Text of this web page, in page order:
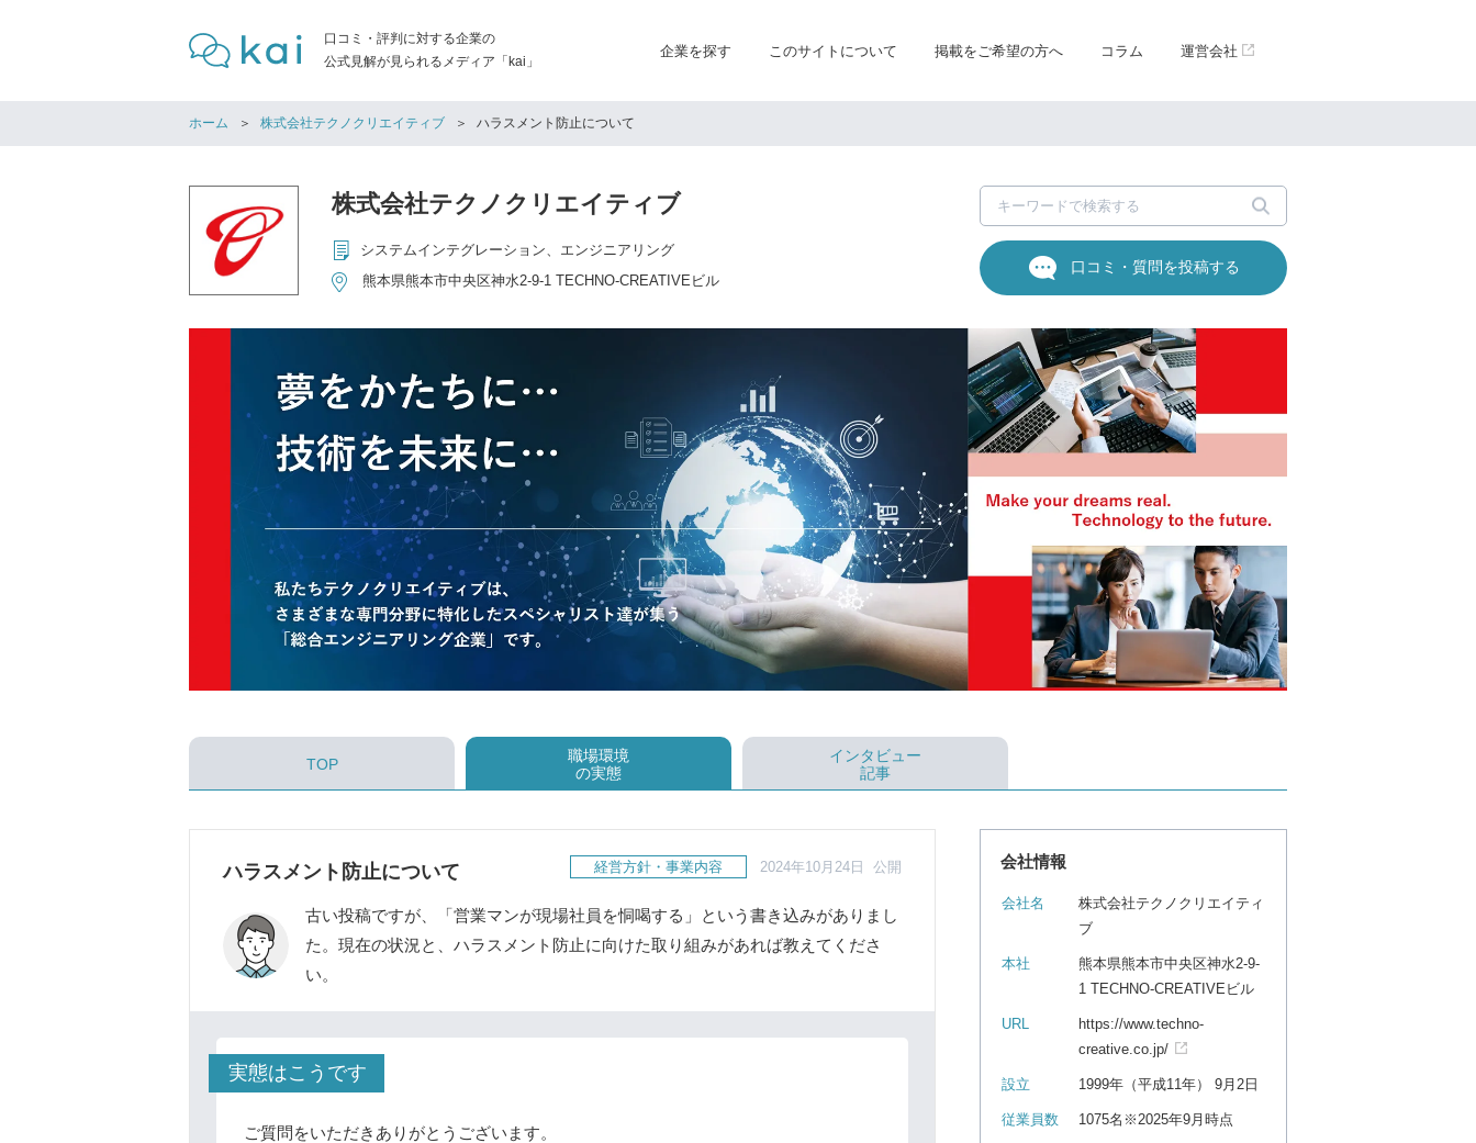
口コミ・評判に対する企業の
公式見解が見られるメディア「kai」
企業を探す このサイトについて 掲載をご希望の方へ コラム 運営会社
ホーム 株式会社テクノクリエイティブ ハラスメント防止について
株式会社テクノクリエイティブ
システムインテグレーション、エンジニアリング
熊本県熊本市中央区神水2-9-1 TECHNO-CREATIVEビル
口コミ・質問を投稿する
TOP
職場環境
の実態
インタビュー
記事
ハラスメント防止について 経営方針・事業内容 2024年10月24日 公開
古い投稿ですが、「営業マンが現場社員を恫喝する」という書き込みがありまし
た。現在の状況と、ハラスメント防止に向けた取り組みがあれば教えてくださ
い。
実態はこうです
ご質問をいただきありがとうございます。
会社情報
会社名
株式会社テクノクリエイティ
ブ
本社
熊本県熊本市中央区神水2-9-
1 TECHNO-CREATIVEビル
URL
https://www.techno-
creative.co.jp/
設立 1999年（平成11年） 9月2日
従業員数 1075名※2025年9月時点